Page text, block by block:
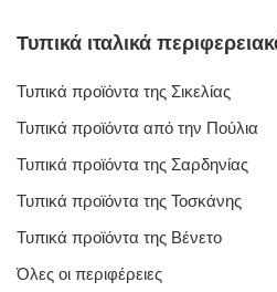
Τυπικά ιταλικά
Τυπικά προϊόντα της Σικελίας
Τυπικά προϊόντα από την Πούλια
Τυπικά προϊόντα της Σαρδηνίας
Τυπικά προϊόντα της Τοσκάνης
Τυπικά προϊόντα της Βένετο
Όλες οι περιφέρειες